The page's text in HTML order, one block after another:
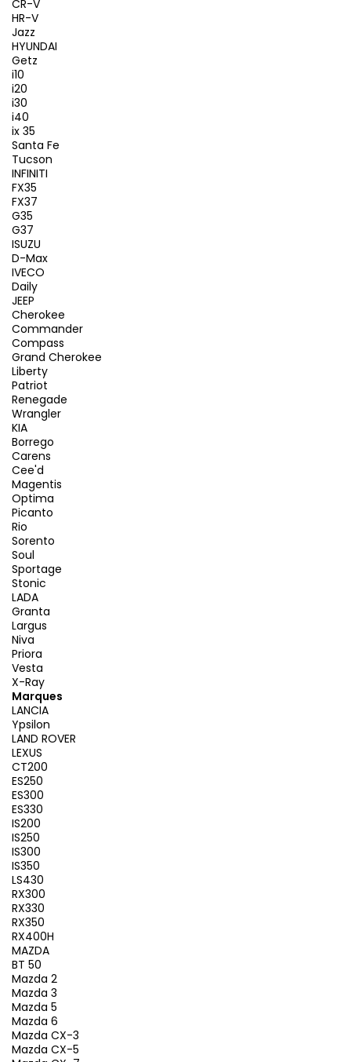
CR-V
HR-V
Jazz
HYUNDAI
Getz
i10
i20
i30
i40
ix 35
Santa Fe
Tucson
INFINITI
FX35
FX37
G35
G37
ISUZU
D-Max
IVECO
Daily
JEEP
Cherokee
Commander
Compass
Grand Cherokee
Liberty
Patriot
Renegade
Wrangler
KIA
Borrego
Carens
Cee'd
Magentis
Optima
Picanto
Rio
Sorento
Soul
Sportage
Stonic
LADA
Granta
Largus
Niva
Priora
Vesta
X-Ray
Marques
LANCIA
Ypsilon
LAND ROVER
LEXUS
CT200
ES250
ES300
ES330
IS200
IS250
IS300
IS350
LS430
RX300
RX330
RX350
RX400H
MAZDA
BT 50
Mazda 2
Mazda 3
Mazda 5
Mazda 6
Mazda CX-3
Mazda CX-5